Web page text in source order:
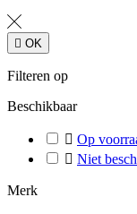
 OK
Filteren op
Beschikbaar
 Op
 Niet
Merk